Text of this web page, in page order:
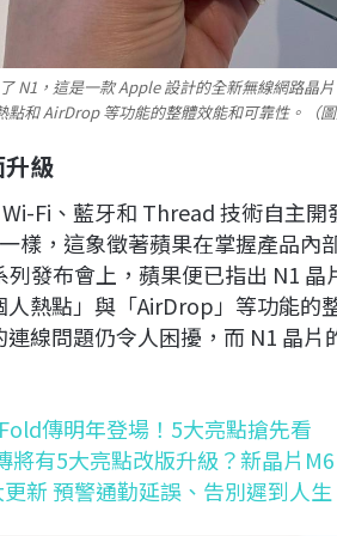
N1，這是一款 Apple 設計的全新無線網路晶
和 AirDrop 等功能的整體效能和可靠性。（圖
級
Fi、藍牙和 Thread 技術自主
樣，這象徵著蘋果在掌握產品
發布會上，蘋果便已指出 N1
熱點」與「AirDrop」等功能的
線問題仍令人困擾，而 N1 晶片
傳明年登場！5大亮點搶先看
有5大亮點改版升級？新晶片
新 預警通勤延誤、告別遲到人生